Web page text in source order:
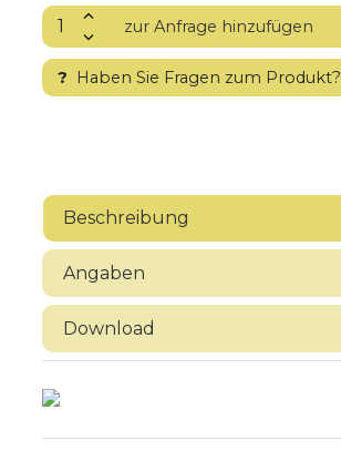
? Haben Sie Fragen zum Produkt?
Beschreibung
Angaben
Download